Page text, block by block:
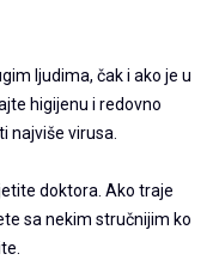
ljudima, čak i ako je u
higijenu i redovno
najviše virusa.
doktora. Ako traje
sa nekim stručnijim ko